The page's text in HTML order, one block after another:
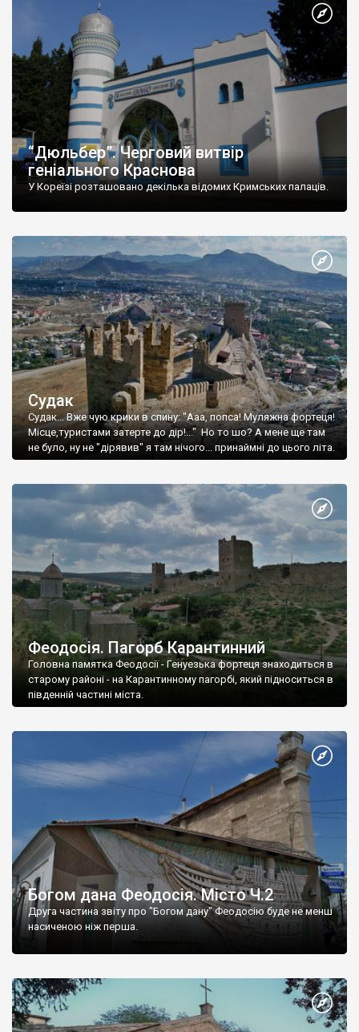
“Дюльбер”. Черговий витвір
геніального Краснова
У Кореїзі розташовано декілька відомих Кримських палаців.
Судак
Судак... Вже чую крики в спину: "Ааа, попса! Муляжна фортеця!
Місце,туристами затерте до дір!..." Но то шо? А мене ще там
не було, ну не "дірявив" я там нічого... принаймні до цього літа.
Феодосія. Пагорб Карантинний
Головна памятка Феодосії - Генуезька фортеця знаходиться в
старому районі - на Карантинному пагорбі, який підноситься в
південній частині міста.
Богом дана Феодосія. Місто Ч.2
Друга частина звіту про "Богом дану" Феодосію буде не менш
насиченою ніж перша.